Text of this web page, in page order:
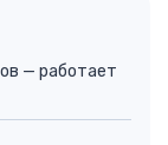
— работает